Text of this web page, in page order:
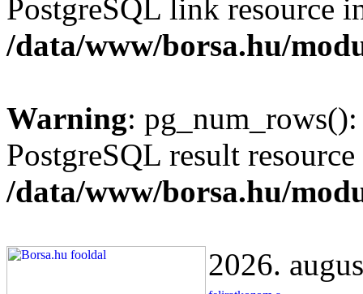
PostgreSQL link resource
/data/www/borsa.hu/
Warning:
PostgreSQL result
/data/www/borsa.hu/
2026.